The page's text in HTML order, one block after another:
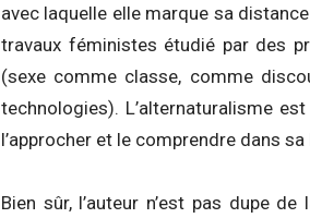
avec laquelle elle marque sa
travaux féministes étudié par des
(sexe comme classe, comme
technologies). L’alternaturalisme
l’approcher et le comprendre dans
Bien sûr, l’auteur n’est pas dupe